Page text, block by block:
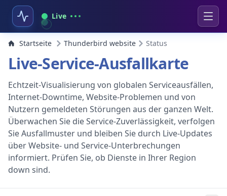
Live
Startseite Thunderbird website Status
Live-Service-Ausfallkarte
Echtzeit-Visualisierung von globalen Serviceausfällen,
Internet-Downtime, Website-Problemen und von
Nutzern gemeldeten Störungen aus der ganzen Welt.
Überwachen Sie die Service-Zuverlässigkeit, verfolgen
Sie Ausfallmuster und bleiben Sie durch Live-Updates
über Website- und Service-Unterbrechungen
informiert. Prüfen Sie, ob Dienste in Ihrer Region
down sind.